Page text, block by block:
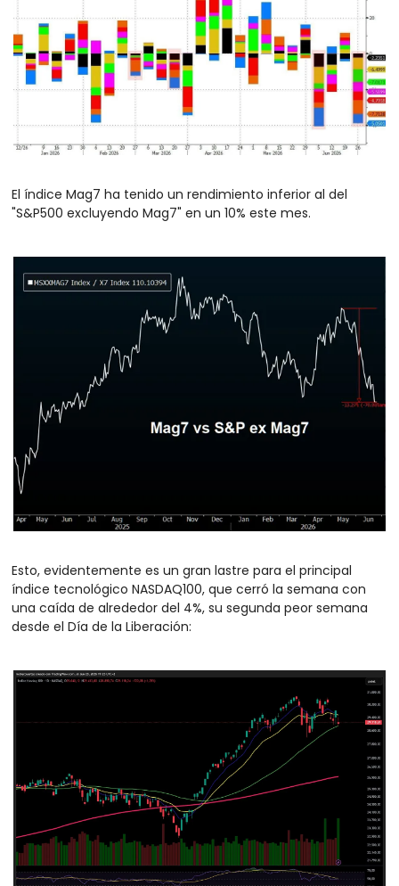
El índice Mag7 ha tenido un rendimiento inferior al del
"S&P500 excluyendo Mag7" en un 10% este mes.
Esto, evidentemente es un gran lastre para el principal
índice tecnológico NASDAQ100, que cerró la semana con
una caída de alrededor del 4%, su segunda peor semana
desde el Día de la Liberación: